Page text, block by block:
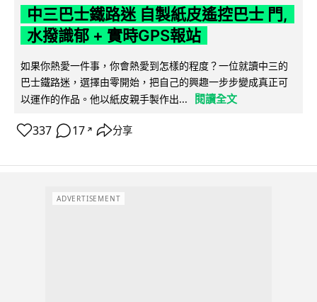
中三巴士鐵路迷 自製紙皮遙控巴士 門,
水撥識郁 + 實時GPS報站
如果你熱愛一件事，你會熱愛到怎樣的程度？一位就讀中三的
巴士鐵路迷，選擇由零開始，把自己的興趣一步步變成真正可
以運作的作品。他以紙皮親手製作出...
閱讀全文
337 17 ↗ 分享
ADVERTISEMENT